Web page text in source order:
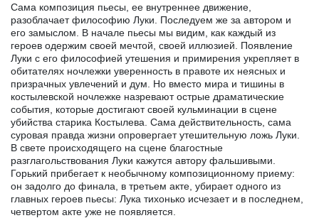
Сама композиция пьесы, ее внутреннее движение,
разоблачает философию Луки. Последуем же за автором и
его замыслом. В начале пьесы мы видим, как каждый из
героев одержим своей мечтой, своей иллюзией. Появление
Луки с его философией утешения и примирения укрепляет в
обитателях ночлежки уверенность в правоте их неясных и
призрачных увлечений и дум. Но вместо мира и тишины в
костылевской ночлежке назревают острые драматические
события, которые достигают своей кульминации в сцене
убийства старика Костылева. Сама действительность, сама
суровая правда жизни опровергает утешительную ложь Луки.
В свете происходящего на сцене благостные
разглагольствования Луки кажутся автору фальшивыми.
Горький прибегает к необычному композиционному приему:
он задолго до финала, в третьем акте, убирает одного из
главных героев пьесы: Лука тихонько исчезает и в последнем,
четвертом акте уже не появляется.